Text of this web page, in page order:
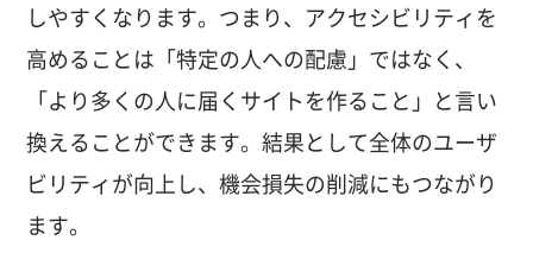
しやすくなります。つまり、アクセシビリティを
高めることは「特定の人への配慮」ではなく、
「より多くの人に届くサイトを作ること」と言い
換えることができます。結果として全体のユーザ
ビリティが向上し、機会損失の削減にもつながり
ます。